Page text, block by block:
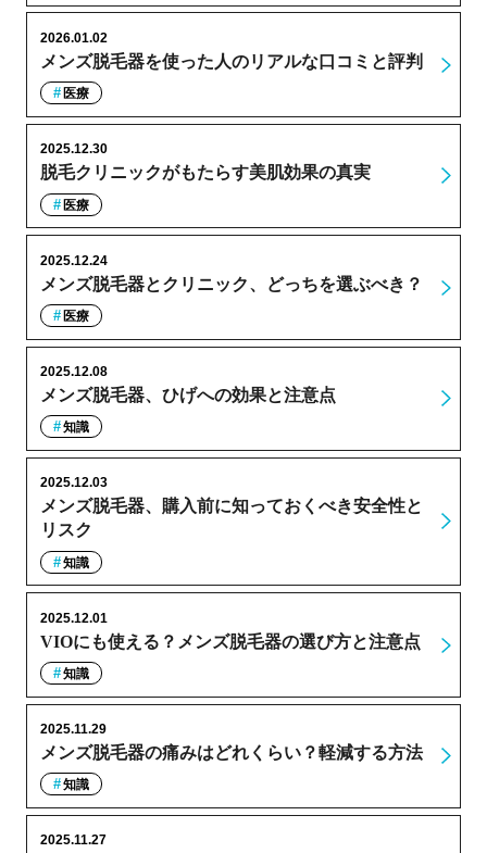
メンズ脱毛器を使った人のリアルな口コミと評判
2026.01.02
医療
脱毛クリニックがもたらす美肌効果の真実
2025.12.30
医療
メンズ脱毛器とクリニック、どっちを選ぶべき？
2025.12.24
医療
メンズ脱毛器、ひげへの効果と注意点
2025.12.08
知識
メンズ脱毛器、購入前に知っておくべき安全性と
リスク
2025.12.03
知識
VIOにも使える？メンズ脱毛器の選び方と注意点
2025.12.01
知識
メンズ脱毛器の痛みはどれくらい？軽減する方法
2025.11.29
知識
2025.11.27